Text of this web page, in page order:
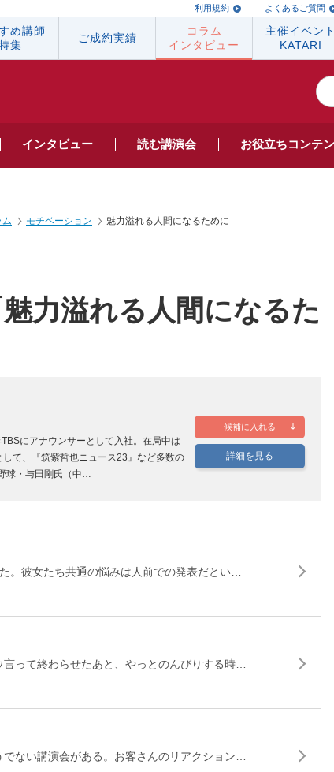
利用規約 よくあるご質問
め講師
集
ご成約実績
コラム
インタビュー
主催イベント
KATARI
インタビュー 読む講演会 お役立ちコンテ
ム モチベーション 魅力溢れる人間になるために
力溢れる人間になるた
にアナウンサーとして入社。在局中は
て、『筑紫哲也ニュース23』など多数の
球・与田剛氏（中…
候補に入れる
詳細を見る
。彼女たち共通の悩みは人前での発表だとい…
って終わらせたあと、やっとのんびりする時…
ない講演会がある。お客さんのリアクション…